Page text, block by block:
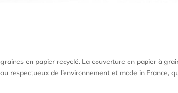
en papier recyclé. La couverture en papier à
respectueux de l’environnement et made in France,